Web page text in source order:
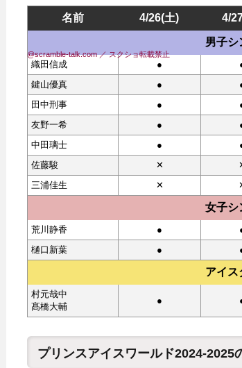
@scramble-talk.com ／ スクショ転載禁止
名前 4/26(土) 4/
男子シ
織田信成 ●
鍵山優真
●
田中刑事
●
友野一希
●
中田璃士
●
佐藤駿
✕
三浦佳生
✕
女子シ
荒川静香 ●
樋口新葉
●
アイス
村元哉中
髙橋大輔
●
プリンスアイスワールド2024-2025